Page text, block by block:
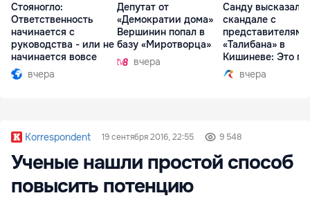
Стояногло:
Ответственность
начинается с
руководства - или не
начинается вовсе
вчера
Депутат от
«Демократии дома»
Вершинин попал в
базу «Миротворца»
вчера
Санду
скандале с
представителями
«Талибана» в
Кишиневе: Это
вчера
Korrespondent 19 сентября 2016, 22:55 9 548
Ученые нашли простой способ
повысить потенцию